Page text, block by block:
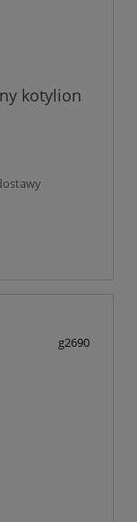
kotylion
g2690